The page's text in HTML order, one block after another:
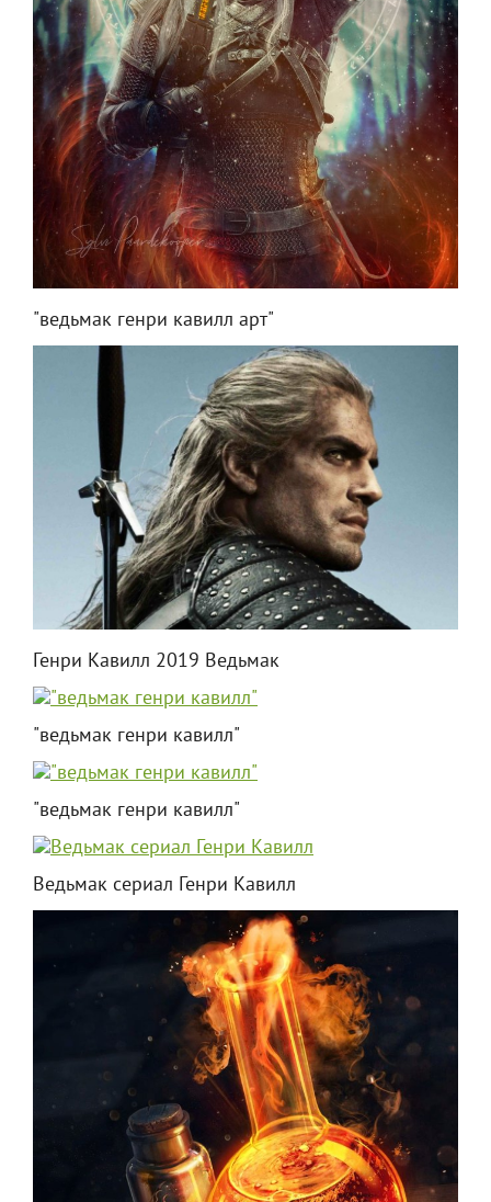
"ведьмак генри кавилл арт"
Генри Кавилл 2019 Ведьмак
"ведьмак генри кавилл"
"ведьмак генри кавилл"
Ведьмак сериал Генри Кавилл